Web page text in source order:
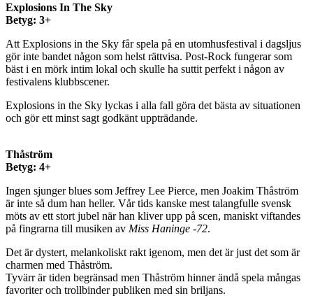
Explosions In The Sky
Betyg: 3+
Att Explosions in the Sky får spela på en utomhusfestival i dagsljus
gör inte bandet någon som helst rättvisa. Post-Rock fungerar som
bäst i en mörk intim lokal och skulle ha suttit perfekt i någon av
festivalens klubbscener.
Explosions in the Sky lyckas i alla fall göra det bästa av situationen
och gör ett minst sagt godkänt uppträdande.
Thåström
Betyg: 4+
Ingen sjunger blues som Jeffrey Lee Pierce, men Joakim Thåström
är inte så dum han heller. Vår tids kanske mest talangfulle svensk
möts av ett stort jubel när han kliver upp på scen, maniskt viftandes
på fingrarna till musiken av Miss Haninge -72.
Det är dystert, melankoliskt rakt igenom, men det är just det som är
charmen med Thåström.
Tyvärr är tiden begränsad men Thåström hinner ändå spela mångas
favoriter och trollbinder publiken med sin briljans.